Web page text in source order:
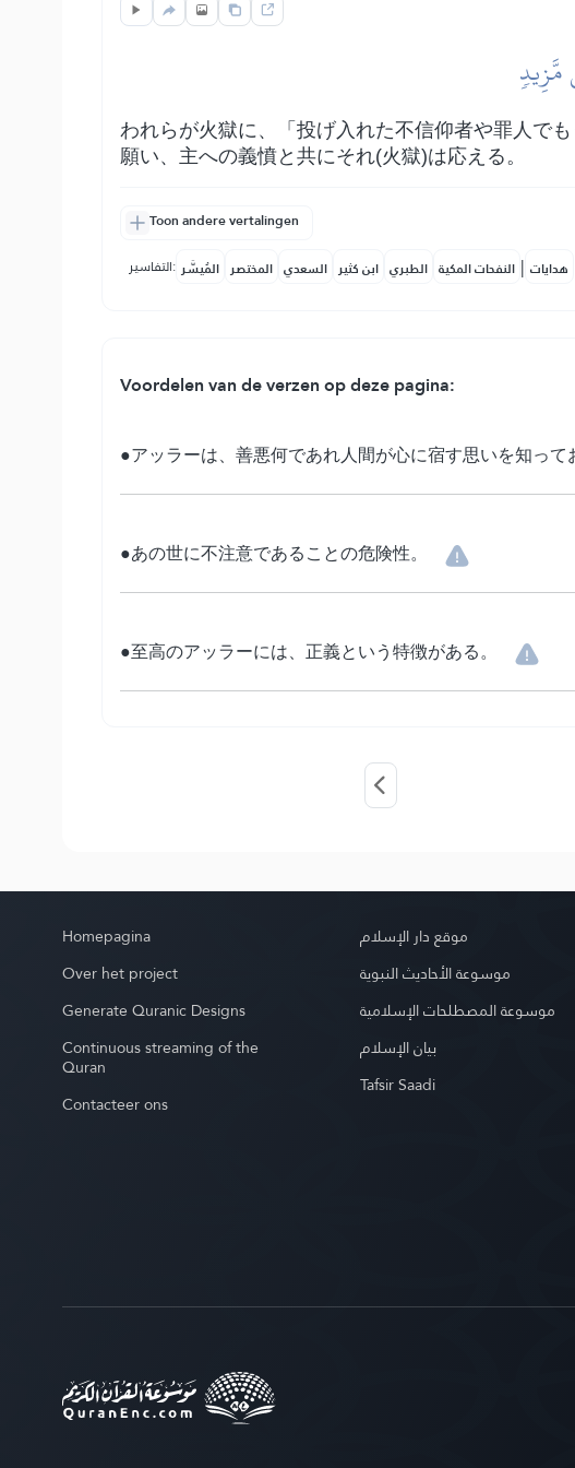
われらが火獄に、「投げ入れた不信仰者や罪人で
願い、主への義憤と共にそれ(火獄)は応える。
Toon andere vertalingen
التفاسير: المُيسَّر المختصر السعدي ابن كثير الطبري النفحات المكية | هدايات
Voordelen van de verzen op deze pagina:
●アッラーは、善悪何であれ人間が心に宿す思いを知って
●あの世に不注意であることの危険性。
●至高のアッラーには、正義という特徴がある。
Homepagina
Over het project
Generate Quranic Designs
Continuous streaming of the
Quran
Contacteer ons
موقع دار الإسلام
موسوعة الأحاديث النبوية
موسوعة المصطلحات الإسلامية
بيان الإسلام
Tafsir Saadi